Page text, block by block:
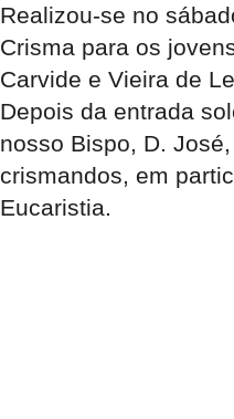
Realizou-se no
Crisma para os
Carvide e Vieira de
Depois da entrada
nosso Bispo, D.
crismandos, em
Eucaristia.